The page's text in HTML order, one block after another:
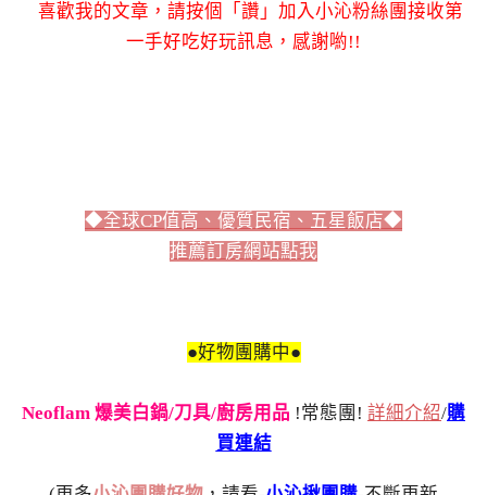
喜歡我的文章，請按個「讚」加入小沁粉絲團接收第
一手好吃好玩訊息，感謝喲!!
◆全球CP值高、優質民宿、五星飯店◆
推薦訂房網站點我
●好物團購中●
Neoflam 爆美白鍋/刀具/廚房用品 !常態團! 詳細介紹/購
買連結